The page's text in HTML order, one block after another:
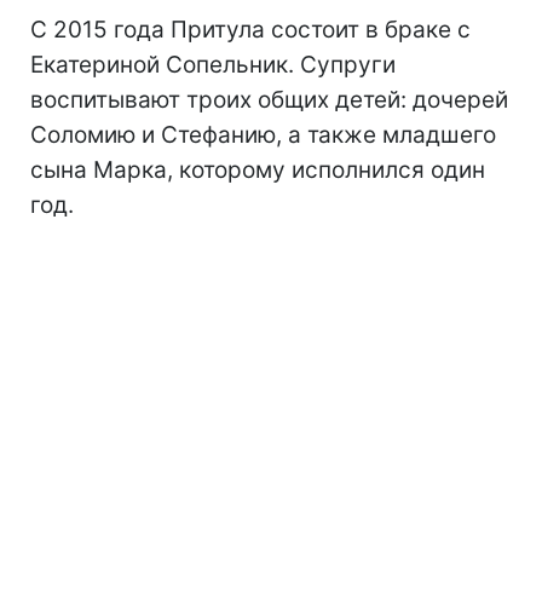
С 2015 года Притула состоит в браке с
Екатериной Сопельник. Супруги
воспитывают троих общих детей: дочерей
Соломию и Стефанию, а также младшего
сына Марка, которому исполнился один
год.